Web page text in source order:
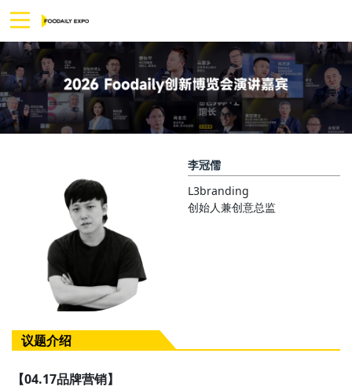
李冠儒
L3branding
创始人兼创意总监
议题介绍
【04.17品牌营销】